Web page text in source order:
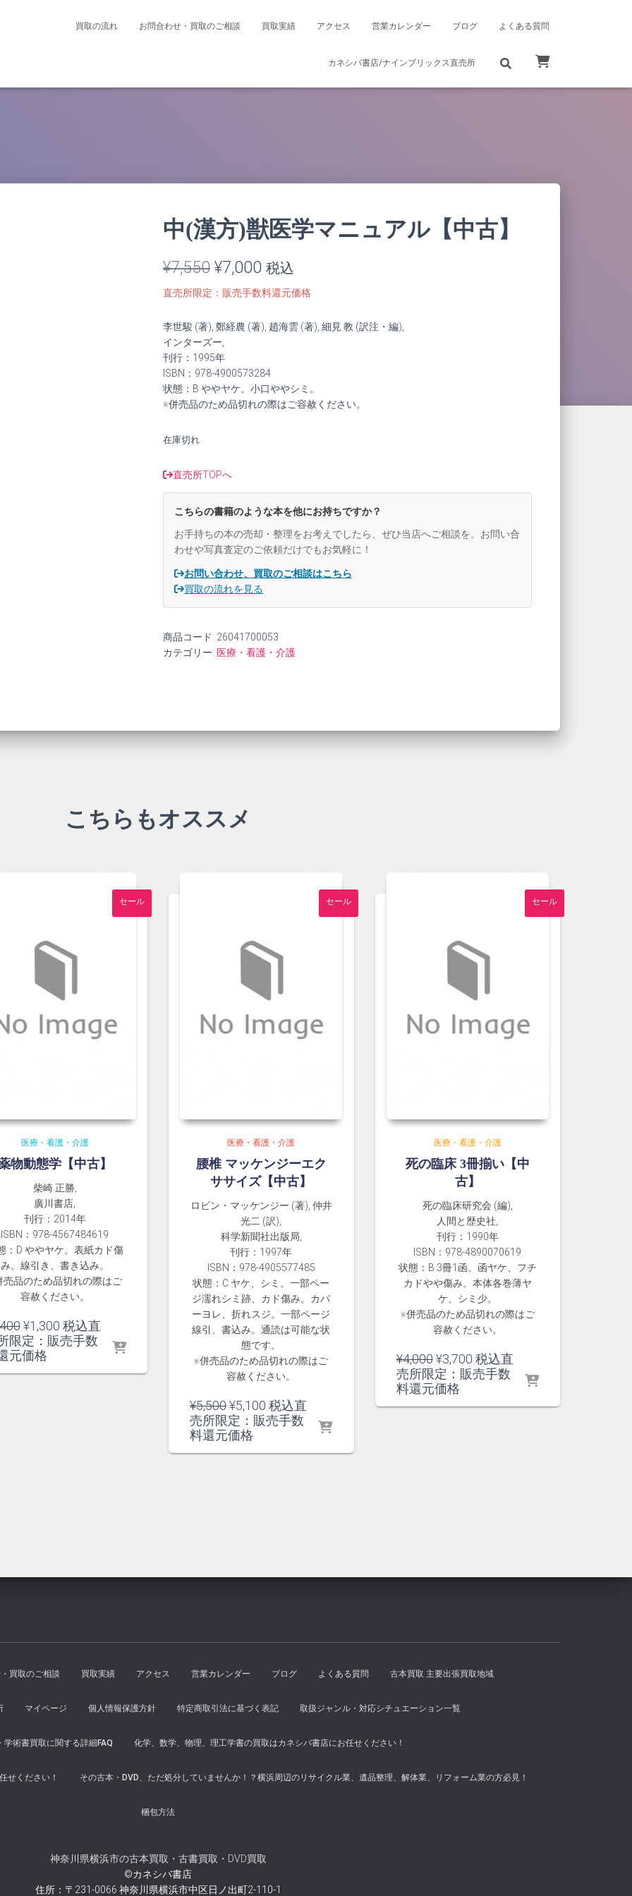
買取の流れ お問合わせ・買取のご相談 買取実績 アクセス 営業カレンダー ブログ よくある質問
カネシバ書店/ナインブリックス直売所
中(漢方)獣医学マニュアル【中古】
¥7,550 元
の
価
格
は
¥7,550
た。
¥7,000 現
在
の
格
は
税込
直売所限定：販売手数料還元価格
李世駿 (著), 鄭経農 (著), 趙海雲 (著), 細見 教 (訳注・編),
インターズー,
刊行：1995年
ISBN：978-4900573284
状態：B ややヤケ。小口ややシミ。
※併売品のため品切れの際はご容赦ください。
在庫切れ
直売所TOPへ
こちらの書籍のような本を他にお持ちですか？
お手持ちの本の売却・整理をお考えでしたら、ぜひ当店へご相談を。お問い合
わせや写真査定のご依頼だけでもお気軽に！
お問い合わせ、買取のご相談はこちら
買取の流れを見る
商品コード: 26041700053
カテゴリー: 医療・看護・介護
こちらもオススメ
セール
医療・看護・介護
物動態学【中古】
柴崎 正勝,
廣川書店,
刊行：2014年
ISBN：978-4567484619
：D ややヤケ。表紙カド傷
み。線引き、書き込み。
売品のため品切れの際はご
容赦ください。
元
の
価
¥1,300現
在
税込直
限定：販売手数
元価格
セール
医療・看護・介護
腰椎 マッケンジーエク
ササイズ【中古】
ロビン・マッケンジー (著), 仲井
光二 (訳),
科学新聞社出版局,
刊行：1997年
ISBN：978-4905577485
状態：C ヤケ、シミ。一部ペー
ジ濡れシミ跡、カド傷み。カバ
ーヨレ、折れスジ。一部ページ
線引、書込み。通読は可能な状
態です。
※併売品のため品切れの際はご
容赦ください。
¥5,500元
の
価
¥5,100 現
在
税込直
売所限定：販売手数
料還元価格
セール
医療・看護・介護
死の臨床 3冊揃い【中
古】
死の臨床研究会 (編),
人間と歴史社,
刊行：1990年
ISBN：978-4890070619
状態：B 3冊1函。函ヤケ、フチ
カドやや傷み。本体各巻薄ヤ
ケ、シミ少。
※併売品のため品切れの際はご
容赦ください。
¥4,000 元
の
価
¥3,700現
在
税込直
売所限定：販売手数
料還元価格
買取のご相談 買取実績 アクセス 営業カレンダー ブログ よくある質問 古本買取 主要出張買取地域
マイページ 個人情報保護方針 特定商取引法に基づく表記 取扱ジャンル・対応シチュエーション一覧
術書買取に関する詳細FAQ 化学、数学、物理、理工学書の買取はカネシバ書店にお任せください！
せください！ その古本・DVD、ただ処分していませんか！？横浜周辺のリサイクル業、遺品整理、解体業、リフォーム業の方必見！
梱包方法
神奈川県横浜市の古本買取・古書買取・DVD買取
©カネシバ書店
住所：〒231-0066 神奈川県横浜市中区日ノ出町2-110-1